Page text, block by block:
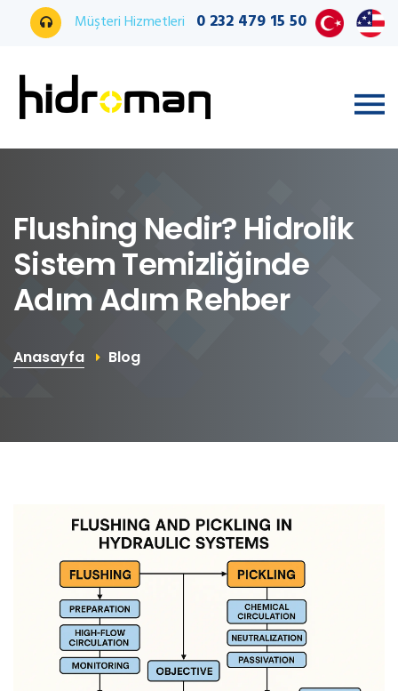
Müşteri Hizmetleri 0 232 479 15 50
Flushing Nedir? Hidrolik
Sistem Temizliğinde
Adım Adım Rehber
Anasayfa Blog